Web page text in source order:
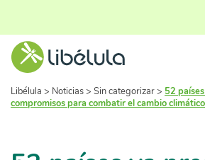
Libélula > Noticias> Sin categorizar> 52
compromisos para combatir el cambio climático